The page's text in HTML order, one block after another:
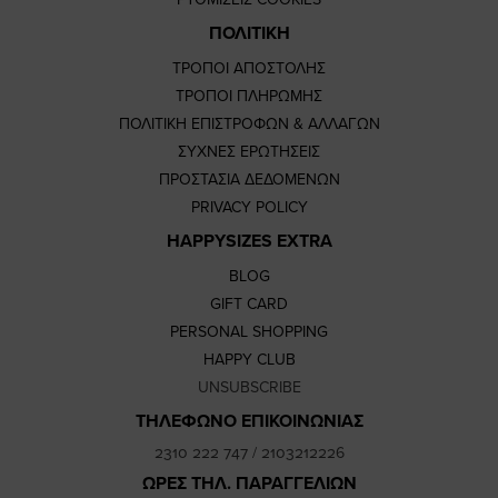
ΠΟΛΙΤΙΚΗ
ΤΡΟΠΟΙ ΑΠΟΣΤΟΛΗΣ
ΤΡΟΠΟΙ ΠΛΗΡΩΜΗΣ
ΠΟΛΙΤΙΚΗ ΕΠΙΣΤΡΟΦΩΝ & ΑΛΛΑΓΩΝ
ΣΥΧΝΕΣ ΕΡΩΤΗΣΕΙΣ
ΠΡΟΣΤΑΣΙΑ ΔΕΔΟΜΕΝΩΝ
PRIVACY POLICY
HAPPYSIZES EXTRA
BLOG
GIFT CARD
PERSONAL SHOPPING
HAPPY CLUB
UNSUBSCRIBE
ΤΗΛΕΦΩΝΟ ΕΠΙΚΟΙΝΩΝΙΑΣ
2310 222 747/ 2103212226
ΩΡΕΣ ΤΗΛ. ΠΑΡΑΓΓΕΛΙΩΝ